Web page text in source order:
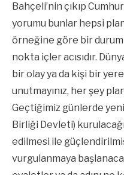
Bahçeli’nin çıkıp
yorumu bunlar hepsi
örneğine göre bir
nokta içler acısıdır.
bir olay ya da kişi bir
unutmayınız, her şey
Geçtiğimiz günlerde
Birliği Devleti)
edilmesi ile
vurgulanmaya